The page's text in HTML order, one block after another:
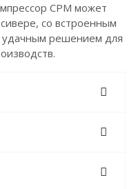
CPM может
со встроенным
удачным решением для